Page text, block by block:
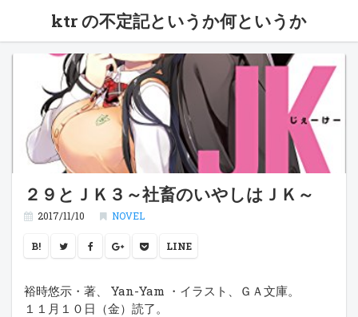
ktr の不定記というか何というか
２９とＪＫ３～社畜のいやしはＪＫ～
2017/11/10 NOVEL
B! LINE
裕時悠示・著、 Yan-Yam ・イラスト、ＧＡ文庫。
１１月１０日（金）読了。